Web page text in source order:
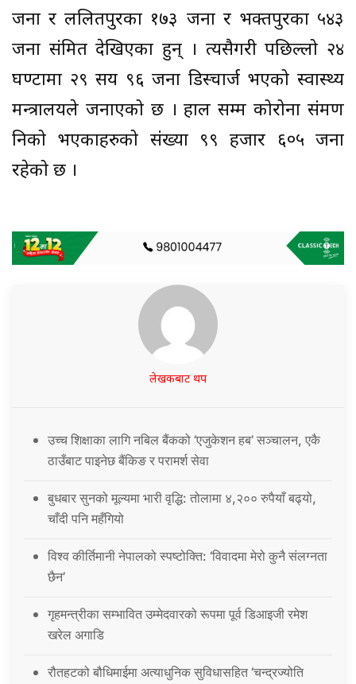
जना र ललितपुरका १७३ जना र भक्तपुरका ५४३
जना संक्रमित देखिएका हुन् । त्यसैगरी पछिल्लो २४
घण्टामा २९ सय ९६ जना डिस्चार्ज भएको स्वास्थ्य
मन्त्रालयले जनाएको छ । हाल सम्म कोरोना संक्रमण
निको भएकाहरुको संख्या ९९ हजार ६०५ जना
रहेको छ ।
लेखकबाट थप
उच्च शिक्षाका लागि नबिल बैंकको ‘एजुकेशन हब’ सञ्चालन, एकै
ठाउँबाट पाइनेछ बैंकिङ र परामर्श सेवा
बुधबार सुनको मूल्यमा भारी वृद्धि: तोलामा ४,२०० रुपैयाँ बढ्यो,
चाँदी पनि महँगियो
विश्व कीर्तिमानी नेपालको स्पष्टोक्ति: ‘विवादमा मेरो कुनै संलग्नता
छैन’
गृहमन्त्रीका सम्भावित उम्मेदवारको रूपमा पूर्व डिआइजी रमेश
खरेल अगाडि
रौतहटको बौधिमाईमा अत्याधुनिक सुविधासहित ‘चन्द्रज्योति